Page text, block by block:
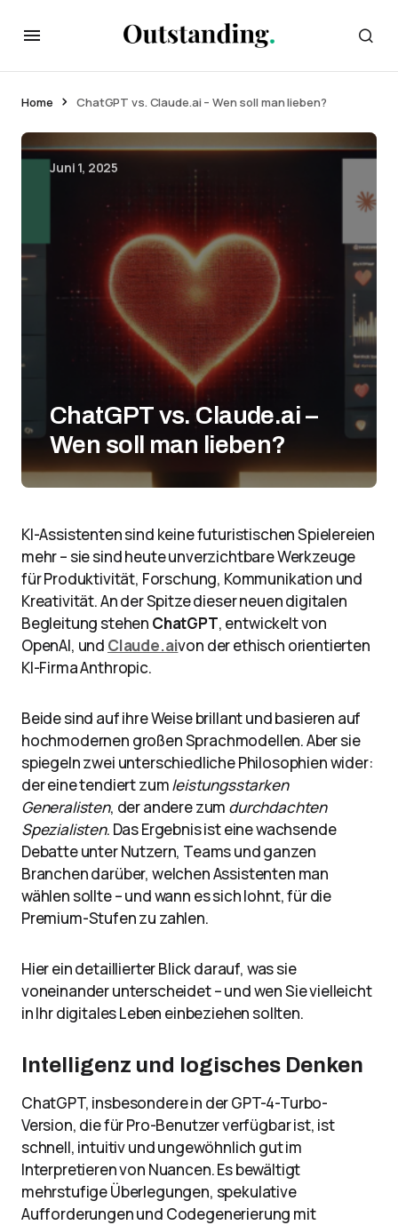
Home ChatGPT vs. Claude.ai – Wen soll man lieben?
Juni 1, 2025
ChatGPT vs. Claude.ai –
Wen soll man lieben?
KI-Assistenten sind keine futuristischen Spielereien
mehr – sie sind heute unverzichtbare Werkzeuge
für Produktivität, Forschung, Kommunikation und
Kreativität. An der Spitze dieser neuen digitalen
Begleitung stehen ChatGPT, entwickelt von
OpenAI, und Claude.aivon der ethisch orientierten
KI-Firma Anthropic.
Beide sind auf ihre Weise brillant und basieren auf
hochmodernen großen Sprachmodellen. Aber sie
spiegeln zwei unterschiedliche Philosophien wider:
der eine tendiert zumleistungsstarken
Generalisten, der andere zum durchdachten
Spezialisten. Das Ergebnis ist eine wachsende
Debatte unter Nutzern, Teams und ganzen
Branchen darüber, welchen Assistenten man
wählen sollte – und wann es sich lohnt, für die
Premium-Stufen zu zahlen.
Hier ein detaillierter Blick darauf, was sie
voneinander unterscheidet – und wen Sie vielleicht
in Ihr digitales Leben einbeziehen sollten.
Intelligenz und logisches Denken
ChatGPT, insbesondere in der GPT-4-Turbo-
Version, die für Pro-Benutzer verfügbar ist, ist
schnell, intuitiv und ungewöhnlich gut im
Interpretieren von Nuancen. Es bewältigt
mehrstufige Überlegungen, spekulative
Aufforderungen und Codegenerierung mit